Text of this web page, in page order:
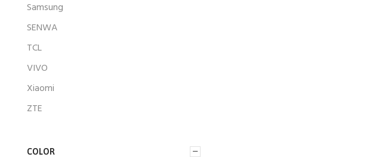
Samsung
SENWA
TCL
VIVO
Xiaomi
ZTE
COLOR